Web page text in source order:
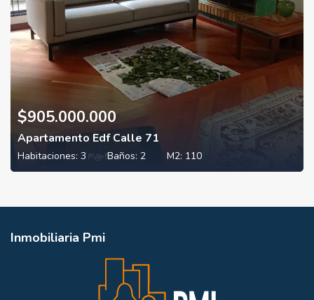
$905.000.000
Apartamento Edf Calle 71
Habitaciones: 3 Baños: 2 M2: 110
Inmobiliaria Pmi